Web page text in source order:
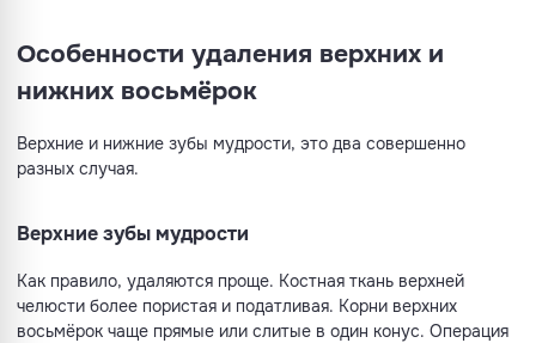
Особенности удаления верхних и
нижних восьмёрок
Верхние и нижние зубы мудрости, это два совершенно
разных случая.
Верхние зубы мудрости
Как правило, удаляются проще. Костная ткань верхней
челюсти более пористая и податливая. Корни верхних
восьмёрок чаще прямые или слитые в один конус. Операция